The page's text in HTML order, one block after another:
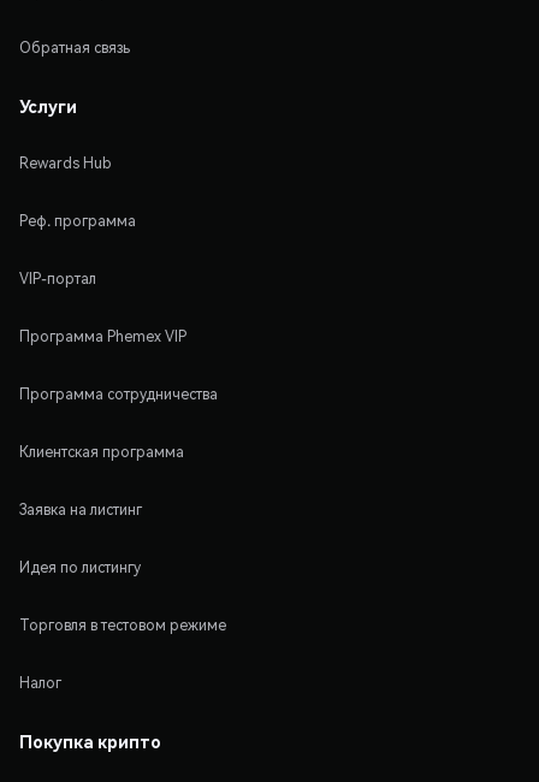
Обратная связь
Услуги
Rewards Hub
Реф. программа
VIP-портал
Программа Phemex VIP
Программа сотрудничества
Клиентская программа
Заявка на листинг
Идея по листингу
Торговля в тестовом режиме
Налог
Покупка крипто